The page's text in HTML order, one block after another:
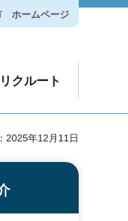
ホームページ
リクルート
2025年12月11日